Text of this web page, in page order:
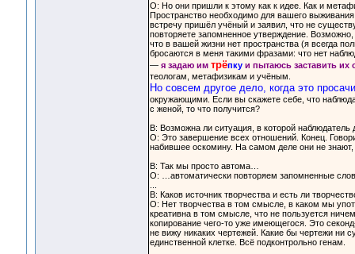
О: Но они пришли к этому как к идее. Как и
Пространство необходимо для вашего
встречу пришёл учёный и заявил, что не
повторяете запомненное утверждение.
что в вашей жизни нет пространства (я всегда
бросаются в меня такими фразами: что нет
— я задаю им трёпкуи пытаюсь заставить их
теологам, метафизикам и учёным.
Но совсем другое дело, когда это
окружающими. Если вы скажете себе, что
с женой, то что получится?
В: Возможна ли ситуация, в которой
О: Это завершение всех отношений. Конец.
набившее оскомину. На самом деле они не
В: Так мы просто автома…
О: …автоматически повторяем запомненные
В: Каков источник творчества и есть ли
О: Нет творчества в том смысле, в каком мы
креативна в том смысле, что не пользуется
копирование чего-то уже имеющегося. Это
не вижу никаких чертежей. Какие бы чертежи ни
единственной клетке. Всё подконтрольно генам.